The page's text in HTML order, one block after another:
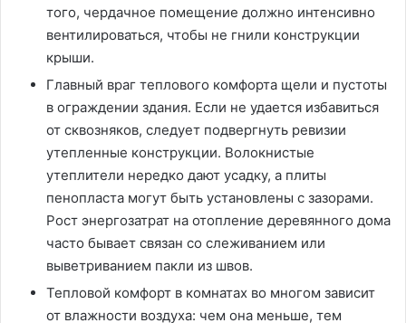
того, чердачное помещение должно интенсивно
вентилироваться, чтобы не гнили конструкции
крыши.
Главный враг теплового комфорта щели и пустоты
в ограждении здания. Если не удается избавиться
от сквозняков, следует подвергнуть ревизии
утепленные конструкции. Волокнистые
утеплители нередко дают усадку, а плиты
пенопласта могут быть установлены с зазорами.
Рост энергозатрат на отопление деревянного дома
часто бывает связан со слеживанием или
выветриванием пакли из швов.
Тепловой комфорт в комнатах во многом зависит
от влажности воздуха: чем она меньше, тем